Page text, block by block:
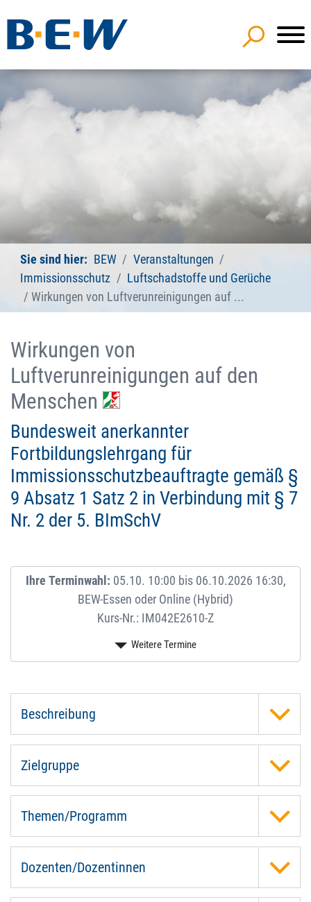
Sie sind hier: BEW
Veranstaltungen
Immissionsschutz
Luftschadstoffe und Gerüche
Wirkungen von Luftverunreinigungen auf ...
Wirkungen von
Luftverunreinigungen auf den
Menschen
Bundesweit anerkannter
Fortbildungslehrgang für
Immissionsschutzbeauftragte gemäß §
9 Absatz 1 Satz 2 in Verbindung mit § 7
Nr. 2 der 5. BImSchV
Ihre Terminwahl: 05.10. 10:00 bis 06.10.2026 16:30,
BEW-Essen oder Online (Hybrid)
Kurs-Nr.: IM042E2610-Z
Beschreibung
Zielgruppe
Themen/Programm
Dozenten/Dozentinnen